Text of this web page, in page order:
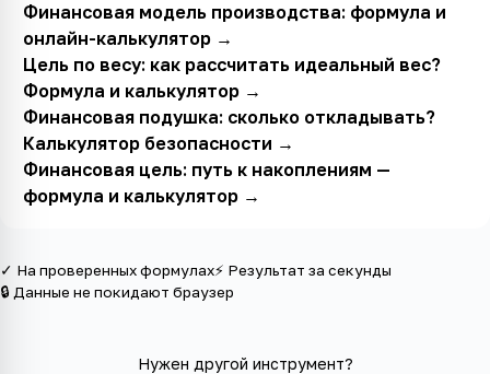
Финансовая модель производства: формула и
онлайн-калькулятор→
Цель по весу: как рассчитать идеальный вес?
Формула и калькулятор→
Финансовая подушка: сколько откладывать?
Калькулятор безопасности →
Финансовая цель: путь к накоплениям —
формула и калькулятор→
✓ На проверенных формулах⚡ Результат за секунды
🔒 Данные не покидают браузер
Нужен другой инструмент?